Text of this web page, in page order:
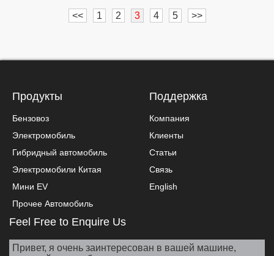
<< 1 2 3 4 5 >>
Продукты
Бензовоз
Электромобиль
Гибридный автомобиль
Электромобили Китая
Мини EV
Прочее Автомобиль
Поддержка
Компания
Клиенты
Статьи
Связь
English
Feel Free to Enquire Us